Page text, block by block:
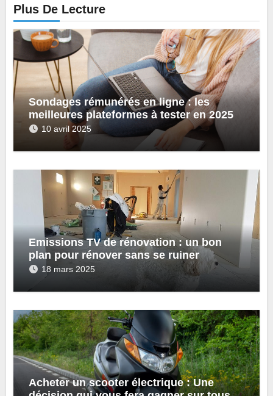
Plus De Lecture
Sondages rémunérés en ligne : les
meilleures plateformes à tester en 2025
10 avril 2025
Emissions TV de rénovation : un bon
plan pour rénover sans se ruiner
18 mars 2025
Acheter un scooter électrique : Une